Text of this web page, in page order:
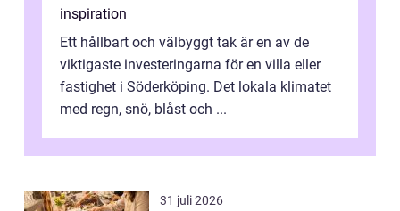
inspiration
Ett hållbart och välbyggt tak är en av de
viktigaste investeringarna för en villa eller
fastighet i Söderköping. Det lokala klimatet
med regn, snö, blåst och ...
31 juli 2026